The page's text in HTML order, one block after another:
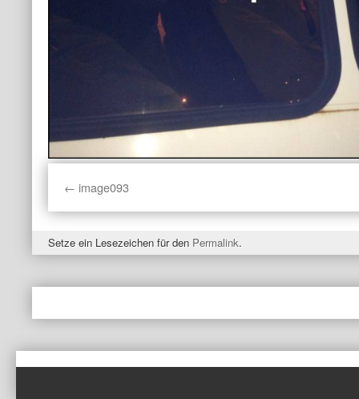
image093
Setze ein Lesezeichen für den Permalink.